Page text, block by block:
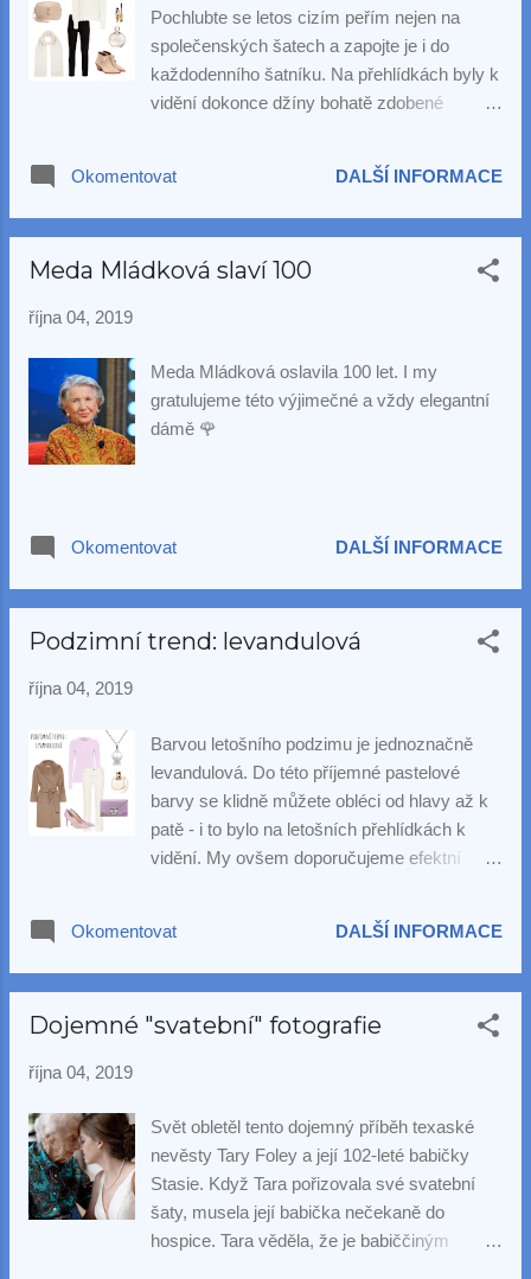
Pochlubte se letos cizím peřím nejen na
společenských šatech a zapojte je i do
každodenního šatníku. Na přehlídkách byly k
vidění dokonce džíny bohatě zdobené
aniž byste vypadala příliš zdobně, a
samozřejmě perlové náušnice z naší
Okomentovat DALŠÍ INFORMACE
Meda Mládková slaví 100
října 04, 2019
Meda Mládková oslavila 100 let. I my
gratulujeme této výjimečné a vždy elegantní
dámě 🌹
Okomentovat DALŠÍ INFORMACE
Podzimní trend: levandulová
října 04, 2019
Barvou letošního podzimu je jednoznačně
levandulová. Do této příjemné pastelové
barvy se klidně můžete obléci od hlavy až k
patě - i to bylo na letošních přehlídkách k
vidění. My ovšem doporučujeme efektní
šperk - my jsme zvolili stříbrný přívěsek Rita
s velkou perlou.
Okomentovat DALŠÍ INFORMACE
Dojemné "svatební" fotografie
října 04, 2019
Svět obletěl tento dojemný příběh texaské
nevěsty Tary Foley a její 102-leté babičky
Stasie. Když Tara pořizovala své svatební
šaty, musela její babička nečekaně do
hospice. Tara věděla, že je babiččiným